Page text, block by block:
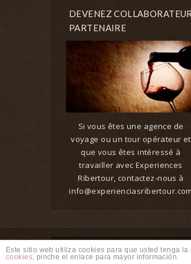
DEVENEZ COLLABORATEUR
PARTENAIRE
Si vous êtes une agence de
voyage ou un tour opérateur et
que vous êtes intéressé à
travailler avec Experiences
Ribertour, contactez-nous à
info@experienciasribertour.com
© 2018 Riberwine Travel –
Web creada porSaKuRa Informática
Este sitio web utiliza cookies para que usted tenga
cookies, pinche el enlace para mayor información.